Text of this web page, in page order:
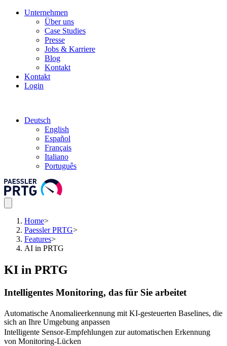
Unternehmen
Über uns
Case Studies
Presse
Jobs & Karriere
Blog
Kontakt
Kontakt
Login
Deutsch
English
Español
Français
Italiano
Português
Home>
Paessler PRTG>
Features>
AI in PRTG
KI in PRTG
Intelligentes Monitoring, das für Sie arbeitet
Automatische Anomalieerkennung mit KI-gesteuerten Baselines, die
sich an Ihre Umgebung anpassen
Intelligente Sensor-Empfehlungen zur automatischen Erkennung
von Monitoring-Lücken